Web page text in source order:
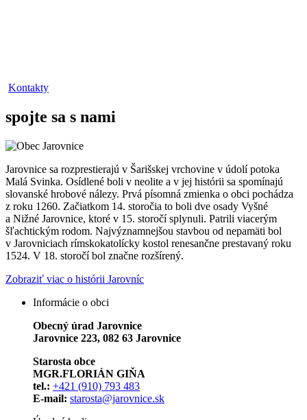
Kontakty
spojte sa s nami
Jarovnice sa rozprestierajú v Šarišskej vrchovine v údolí potoka
Malá Svinka. Osídlené boli v neolite a v jej histórii sa spomínajú
slovanské hrobové nálezy. Prvá písomná zmienka o obci pochádza
z roku 1260. Začiatkom 14. storočia to boli dve osady Vyšné
a Nižné Jarovnice, ktoré v 15. storočí splynuli. Patrili viacerým
šľachtickým rodom. Najvýznamnejšou stavbou od nepamäti bol
v Jarovniciach rímskokatolícky kostol renesančne prestavaný roku
1524. V 18. storočí bol značne rozšírený.
Zobraziť viac o histórii Jarovníc
Informácie o obci
Obecný úrad Jarovnice
Jarovnice 223, 082 63 Jarovnice
Starosta obce
MGR.FLORIÁN GIŇA
tel.: +421 (910) 793 483
E-mail: starosta@jarovnice.sk